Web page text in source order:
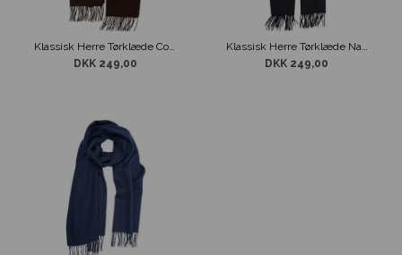
DKK 249,00
DKK 249,00